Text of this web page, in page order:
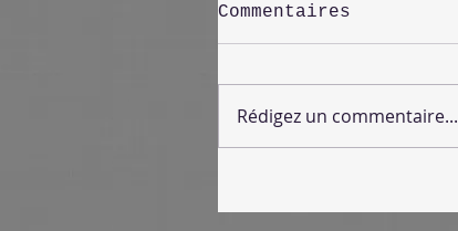
Commentaires
Rédigez un commentaire...